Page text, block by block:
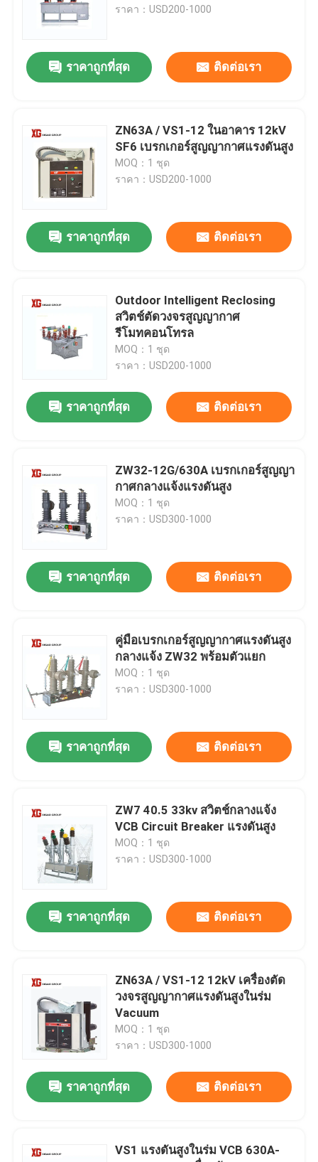
สินค้า
เกี่ยวกับเรา
ทัวร์โรงงาน
ติดต่อเรา
ขอใบเสนอราคา
สวิตช์แบ่งโหลดอากาศ
สวิตช์จ่ายไฟ
สวิตช์ตัดการเชื่อมต่อไฟฟ้าแรงสูง
เบรกเกอร์สุญญากาศ
CT หม้อแปลงกระแสไฟฟ้า
หน่วยวัดแสง CT PT
อุปกรณ์ป้องกันไฟกระชากสังกะสีออกไซด์
ราคา：USD200-1000
ราคาถูกที่สุด ติดต่อเรา
ZN63A / VS1-12 ในอาคาร 12kV
SF6 เบรกเกอร์สูญญากาศแรงดันสูง
MOQ：1 ชุด
ราคา：USD200-1000
ราคาถูกที่สุด ติดต่อเรา
Outdoor Intelligent Reclosing
สวิตช์ตัดวงจรสูญญากาศ
รีโมทคอนโทรล
MOQ：1 ชุด
ราคา：USD200-1000
ราคาถูกที่สุด ติดต่อเรา
ZW32-12G/630A เบรกเกอร์สูญญา
กาศกลางแจ้งแรงดันสูง
MOQ：1 ชุด
ราคา：USD300-1000
ราคาถูกที่สุด ติดต่อเรา
คู่มือเบรกเกอร์สูญญากาศแรงดันสูง
กลางแจ้ง ZW32 พร้อมตัวแยก
MOQ：1 ชุด
ราคา：USD300-1000
ราคาถูกที่สุด ติดต่อเรา
ZW7 40.5 33kv สวิตช์กลางแจ้ง
VCB Circuit Breaker แรงดันสูง
MOQ：1 ชุด
ราคา：USD300-1000
ราคาถูกที่สุด ติดต่อเรา
ZN63A / VS1-12 12kV เครื่องตัด
วงจรสูญญากาศแรงดันสูงในร่ม
Vacuum
MOQ：1 ชุด
ราคา：USD300-1000
ราคาถูกที่สุด ติดต่อเรา
VS1 แรงดันสูงในร่ม VCB 630A-